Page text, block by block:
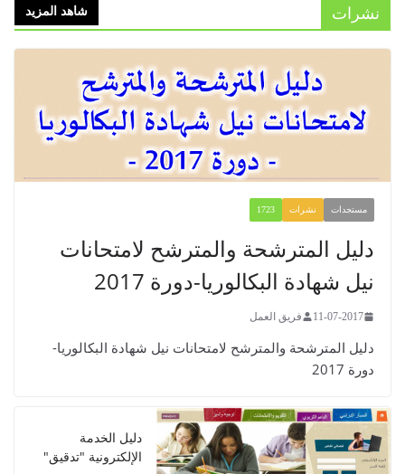
نشرات شاهد المزيد
مستجدات نشرات 1723
​​​​دليل المترشحة والمترشح لامتحانات
نيل شهادة البكالوريا-دورة 2017
11-07-2017 فريق العمل
​​​​دليل المترشحة والمترشح لامتحانات نيل شهادة البكالوريا-
دورة 2017
دليل الخدمة
الإلكترونية "تدقيق"